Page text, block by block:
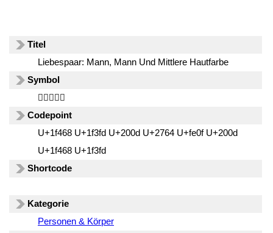
Titel
Liebespaar: Mann, Mann Und Mittlere Hautfarbe
Symbol
👨🏽‍❤️‍👨🏽
Codepoint
U+1f468 U+1f3fd U+200d U+2764 U+fe0f U+200d
U+1f468 U+1f3fd
Shortcode
Kategorie
Personen & Körper